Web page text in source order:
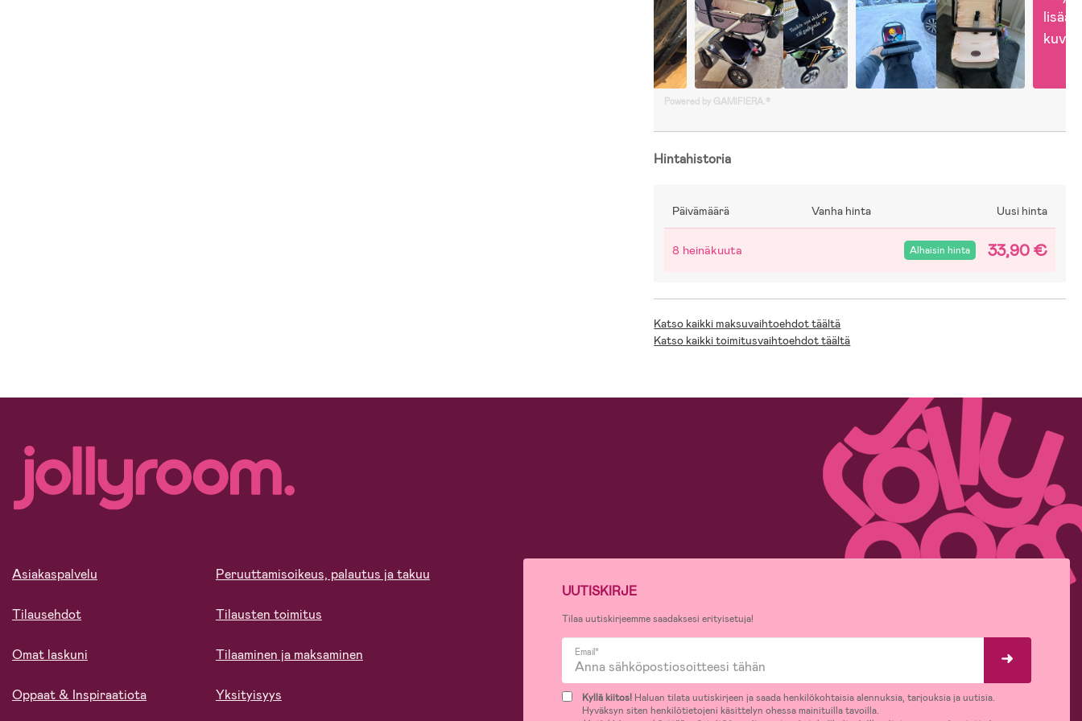
lisää
kuvia
Powered by GAMIFIERA.®
Hintahistoria
Päivämäärä Vanha hinta Uusi hinta
8 heinäkuuta Alhaisin hinta 33,90 €
Katso kaikki maksuvaihtoehdot täältä
Katso kaikki toimitusvaihtoehdot täältä
Asiakaspalvelu
Tilausehdot
Omat laskuni
Oppaat & Inspiraatiota
Peruuttamisoikeus, palautus ja takuu
Tilausten toimitus
Tilaaminen ja maksaminen
Yksityisyys
UUTISKIRJE
Tilaa uutiskirjeemme saadaksesi erityisetuja!
Email*
Kyllä kiitos!Haluan tilata uutiskirjeen ja saada henkilökohtaisia alennuksia, tarjouksia ja uutisia.
Hyväksyn siten henkilötietojeni käsittelyn ohessa mainituilla tavoilla.